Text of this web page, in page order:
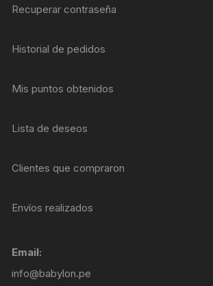
Recuperar contraseña
Historial de pedidos
Mis puntos obtenidos
Lista de deseos
Clientes que compraron
Envíos realizados
Email:
info@babylon.pe